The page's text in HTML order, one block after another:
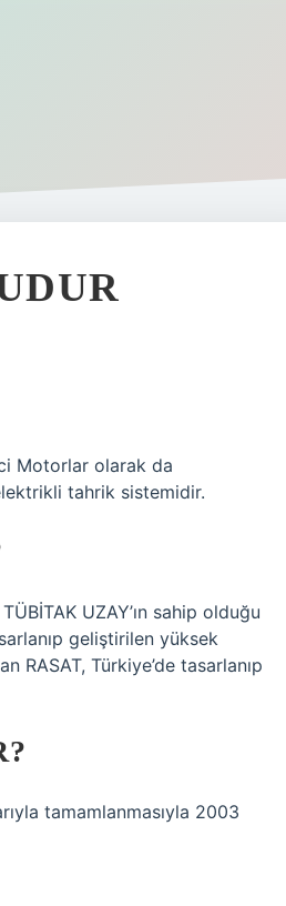
Motorlar olarak da
tahrik sistemidir.
UZAY’ın sahip olduğu
geliştirilen yüksek
Türkiye’de tasarlanıp
tamamlanmasıyla 2003